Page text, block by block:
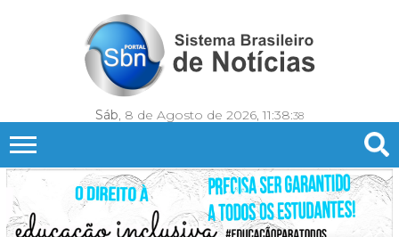
Sáb, 8 de Agosto de 2026, 11:38:40